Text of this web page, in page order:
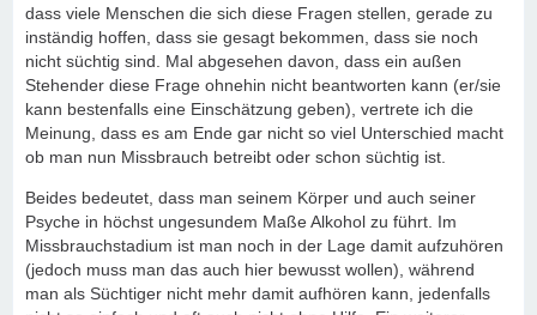
dass viele Menschen die sich diese Fragen stellen, gerade zu
inständig hoffen, dass sie gesagt bekommen, dass sie noch
nicht süchtig sind. Mal abgesehen davon, dass ein außen
Stehender diese Frage ohnehin nicht beantworten kann (er/sie
kann bestenfalls eine Einschätzung geben), vertrete ich die
Meinung, dass es am Ende gar nicht so viel Unterschied macht
ob man nun Missbrauch betreibt oder schon süchtig ist.
Beides bedeutet, dass man seinem Körper und auch seiner
Psyche in höchst ungesundem Maße Alkohol zu führt. Im
Missbrauchstadium ist man noch in der Lage damit aufzuhören
(jedoch muss man das auch hier bewusst wollen), während
man als Süchtiger nicht mehr damit aufhören kann, jedenfalls